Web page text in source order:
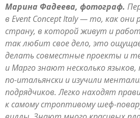
Марина Фадеева, фотограф.
в Event Concept Italy — то, как они
страну, в которой живут и
так любит свое дело, это
делать совместные проекты и
и Марго знают несколько языков,
по-итальянски и изучили
подрядчиков. Легко находят
к самому строптивому шеф-